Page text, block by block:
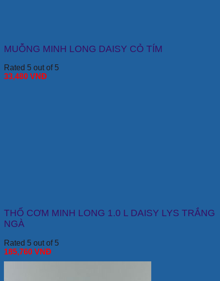
MUỖNG MINH LONG DAISY CỎ TÍM
Rated 5 out of 5
33,480 VNĐ
THỐ CƠM MINH LONG 1.0 L DAISY LYS TRẮNG
NGÀ
Rated 5 out of 5
185,760 VNĐ